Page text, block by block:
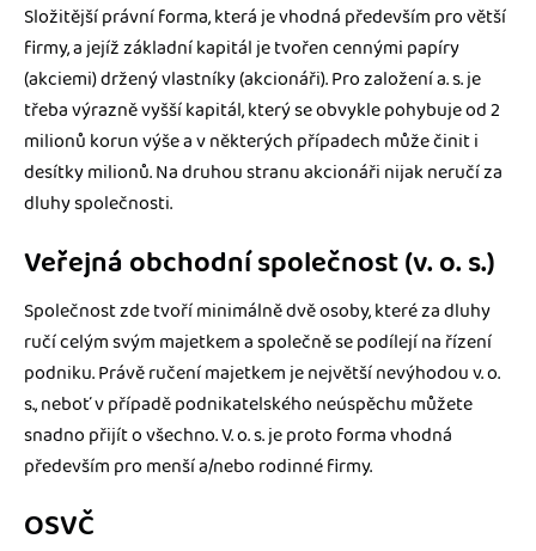
Složitější právní forma, která je vhodná především pro větší
firmy, a jejíž základní kapitál je tvořen cennými papíry
(akciemi) držený vlastníky (akcionáři). Pro založení a. s. je
třeba výrazně vyšší kapitál, který se obvykle pohybuje od 2
milionů korun výše a v některých případech může činit i
desítky milionů. Na druhou stranu akcionáři nijak neručí za
dluhy společnosti.
Veřejná obchodní společnost (v. o. s.)
Společnost zde tvoří minimálně dvě osoby, které za dluhy
ručí celým svým majetkem a společně se podílejí na řízení
podniku. Právě ručení majetkem je největší nevýhodou v. o.
s., neboť v případě podnikatelského neúspěchu můžete
snadno přijít o všechno. V. o. s. je proto forma vhodná
především pro menší a/nebo rodinné firmy.
OSVČ